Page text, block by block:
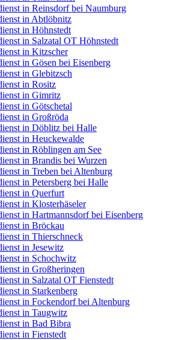
in Reinsdorf bei Naumburg
in Abtlöbnitz
in Höhnstedt
in Salzatal OT Höhnstedt
in Kitzscher
in Gösen bei Eisenberg
in Glebitzsch
in Rositz
in Gimritz
in Götschetal
in Großröda
in Döblitz bei Halle
in Heuckewalde
in Röblingen am See
in Brandis bei Wurzen
in Treben bei Altenburg
in Petersberg bei Halle
in Querfurt
in Klosterhäseler
in Hartmannsdorf bei Eisenberg
in Bröckau
in Thierschneck
in Jesewitz
in Schochwitz
in Großheringen
in Salzatal OT Fienstedt
in Starkenberg
in Fockendorf bei Altenburg
in Taugwitz
in Bad Bibra
in Fienstedt